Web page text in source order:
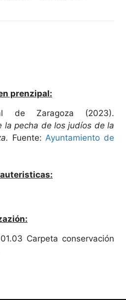
prenzipal:
de Zaragoza (2023).
la pecha de los judíos de la
Fuente: Ayuntamiento de
Carpeta conservación